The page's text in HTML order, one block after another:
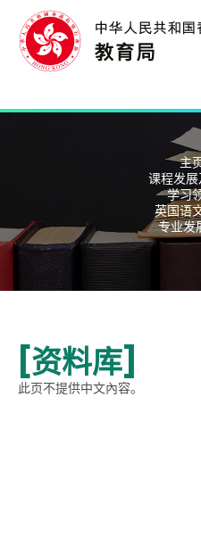
主
课程发展
学习
英国语
专业发
[资料库]
此页不提供中文內容。